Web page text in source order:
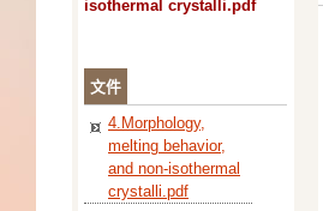
isothermal crystalli.pdf
文件
4.Morphology,
melting behavior,
and non-isothermal
crystalli.pdf